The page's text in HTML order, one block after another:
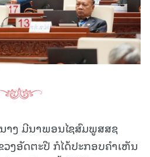
າງ ມີນາພອນໄຊສົມພູສສຊ
ວງອັດຕະປື ກໍໄດ້ປະກອບຄໍາເຫັນ